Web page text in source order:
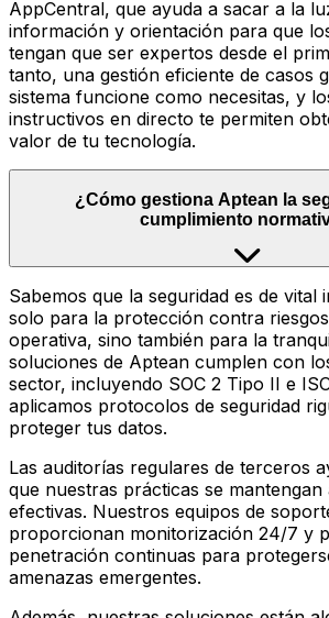
AppCentral, que ayuda a sacar a la
información y orientación para que
tengan que ser expertos desde el
tanto, una gestión eficiente de casos
sistema funcione como necesitas, y
instructivos en directo te permiten
valor de tu tecnología.
¿Cómo gestiona Aptean la
cumplimiento
Sabemos que la seguridad es de vital
solo para la protección contra
operativa, sino también para la
soluciones de Aptean cumplen con
sector, incluyendo SOC 2 Tipo II e
aplicamos protocolos de seguridad
proteger tus datos.
Las auditorías regulares de terceros
que nuestras prácticas se mantengan
efectivas. Nuestros equipos de
proporcionan monitorización 24/7 y
penetración continuas para
amenazas emergentes.